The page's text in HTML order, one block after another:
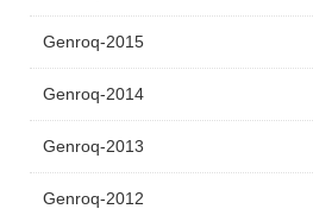
Genroq-2015
Genroq-2014
Genroq-2013
Genroq-2012